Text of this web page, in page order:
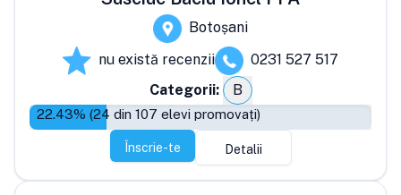
Botoșani
nu există recenzii
0231 527 517
Categorii:
B
22.43% (24 din 107 elevi promovați)
Înscrie-te Detalii